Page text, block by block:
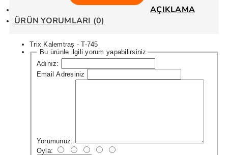
AÇIKLAMA
ÜRÜN YORUMLARI (0)
Trix Kalemtraş - T-745
Bu ürünle ilgili yorum yapabilirsiniz
Adınız:
Email Adresiniz
Yorumunuz:
Oyla: